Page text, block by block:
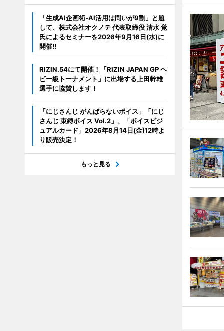
「生成AI企画術-AI活用は問いが9割」と題
して、株式会社オクノテ 代表取締役 清水 覚
氏によるセミナーを2026年9月16日(水)に
開催!!
RIZIN.54にて開催！「RIZIN JAPAN GP ヘ
ビー級トーナメント」に出場する上田幹雄
選手に協賛します！
「にじさんじ がんばらないボイス」「にじ
さんじ 束縛ボイス Vol.2」、「ボイスビジ
ュアルカード」2026年8月14日(金)12時よ
り販売決定！
もっと見る